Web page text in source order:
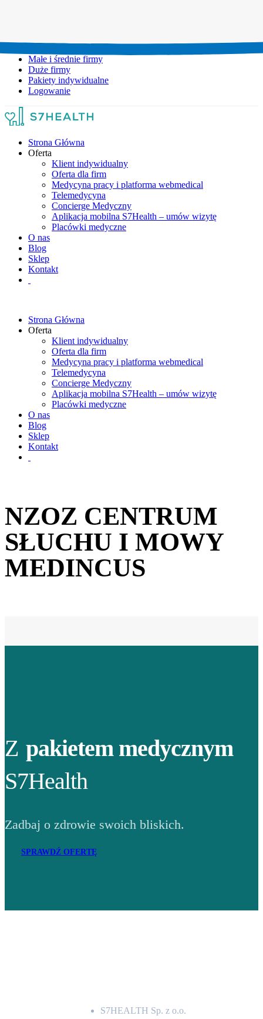
Małe i średnie firmy
Duże firmy
Pakiety indywidualne
Logowanie
Strona Główna
Oferta
Klient indywidualny
Oferta dla firm
Medycyna pracy i platforma webmedical
Telemedycyna
Concierge Medyczny
Aplikacja mobilna S7Health – umów wizytę
Placówki medyczne
O nas
Blog
Sklep
Kontakt
Strona Główna
Oferta
Klient indywidualny
Oferta dla firm
Medycyna pracy i platforma webmedical
Telemedycyna
Concierge Medyczny
Aplikacja mobilna S7Health – umów wizytę
Placówki medyczne
O nas
Blog
Sklep
Kontakt
NZOZ CENTRUM
SŁUCHU I MOWY
MEDINCUS
Z pakietem medycznym
S7Health
Zadbaj o zdrowie swoich bliskich.
SPRAWDŹ OFERTĘ
S7HEALTH Sp. z o.o.